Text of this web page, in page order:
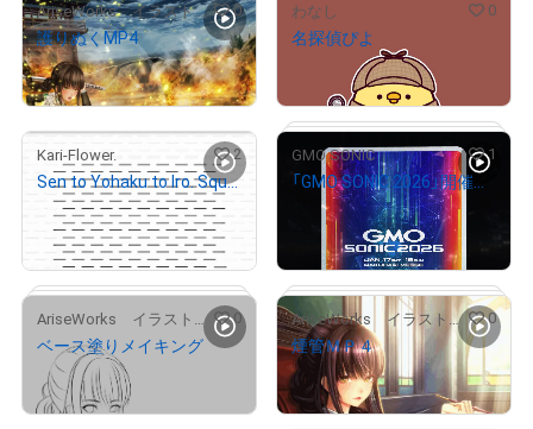
# 53/675
# 3/3
SET 2
# 4/5
AriseWorks イラストレーター 0
護りぬくMP4
セット価格 ¥2,800
わなし 0
名探偵ぴよ
Kari-Flower. 2
Sen to Yohaku to Iro. Square.
1,111,111
売出し（初回販売）
# 5/676
GMO SONIC 1
500
AriseWorks イラストレーター 0
ベース塗りメイキング
セット価格 ¥3,500
AriseWorks イラストレーター 0
煙管ＭＰ４
セット価格 ¥3,500